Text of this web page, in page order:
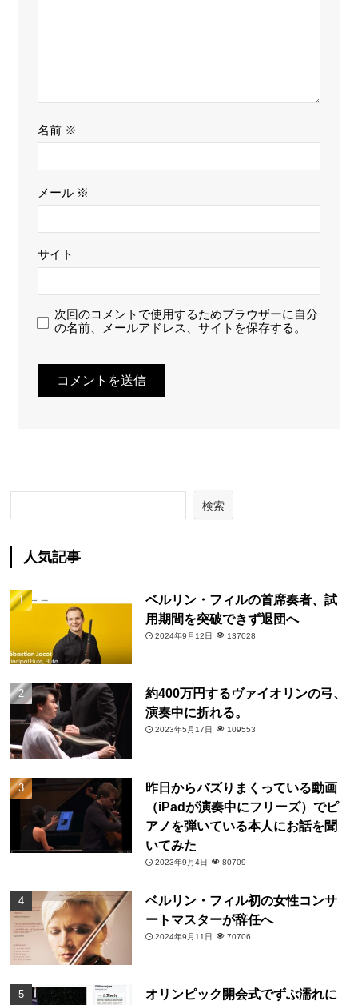
名前 ※
メール ※
サイト
次回のコメントで使用するためブラウザーに自分
の名前、メールアドレス、サイトを保存する。
検索
人気記事
ベルリン・フィルの首席奏者、試
用期間を突破できず退団へ
2024年9月12日 137028
約400万円するヴァイオリンの弓、
演奏中に折れる。
2023年5月17日 109553
昨日からバズりまくっている動画
（iPadが演奏中にフリーズ）でピ
アノを弾いている本人にお話を聞
いてみた
2023年9月4日 80709
ベルリン・フィル初の女性コンサ
ートマスターが辞任へ
2024年9月11日 70706
オリンピック開会式でずぶ濡れに